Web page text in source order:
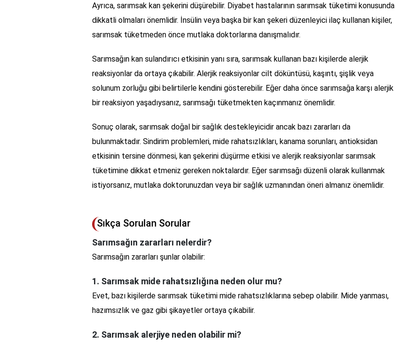
Ayrıca, sarımsak kan şekerini düşürebilir. Diyabet hastalarının sarımsak tüketimi konusunda
dikkatli olmaları önemlidir. İnsülin veya başka bir kan şekeri düzenleyici ilaç kullanan kişiler,
sarımsak tüketmeden önce mutlaka doktorlarına danışmalıdır.
Sarımsağın kan sulandırıcı etkisinin yanı sıra, sarımsak kullanan bazı kişilerde alerjik
reaksiyonlar da ortaya çıkabilir. Alerjik reaksiyonlar cilt döküntüsü, kaşıntı, şişlik veya
solunum zorluğu gibi belirtilerle kendini gösterebilir. Eğer daha önce sarımsağa karşı alerjik
bir reaksiyon yaşadıysanız, sarımsağı tüketmekten kaçınmanız önemlidir.
Sonuç olarak, sarımsak doğal bir sağlık destekleyicidir ancak bazı zararları da
bulunmaktadır. Sindirim problemleri, mide rahatsızlıkları, kanama sorunları, antioksidan
etkisinin tersine dönmesi, kan şekerini düşürme etkisi ve alerjik reaksiyonlar sarımsak
tüketimine dikkat etmeniz gereken noktalardır. Eğer sarımsağı düzenli olarak kullanmak
istiyorsanız, mutlaka doktorunuzdan veya bir sağlık uzmanından öneri almanız önemlidir.
Sıkça Sorulan Sorular
Sarımsağın zararları nelerdir?
Sarımsağın zararları şunlar olabilir:
1. Sarımsak mide rahatsızlığına neden olur mu?
Evet, bazı kişilerde sarımsak tüketimi mide rahatsızlıklarına sebep olabilir. Mide yanması,
hazımsızlık ve gaz gibi şikayetler ortaya çıkabilir.
2. Sarımsak alerjiye neden olabilir mi?